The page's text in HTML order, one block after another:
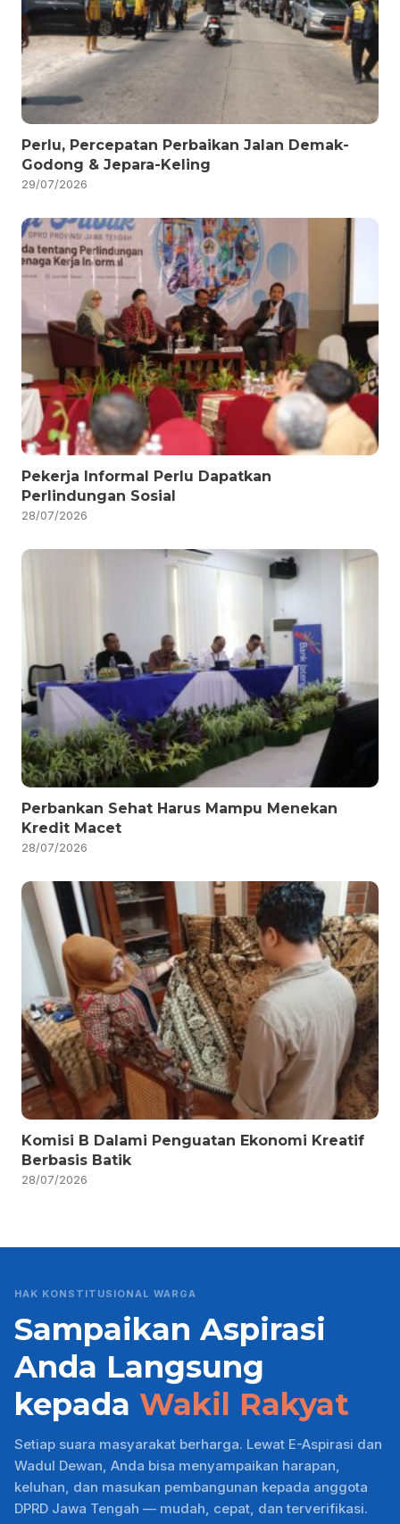
Perlu, Percepatan Perbaikan Jalan Demak-
Godong & Jepara-Keling
29/07/2026
Pekerja Informal Perlu Dapatkan
Perlindungan Sosial
28/07/2026
Perbankan Sehat Harus Mampu Menekan
Kredit Macet
28/07/2026
Komisi B Dalami Penguatan Ekonomi Kreatif
Berbasis Batik
28/07/2026
HAK KONSTITUSIONAL WARGA
Sampaikan Aspirasi
Anda Langsung
kepada Wakil Rakyat
Setiap suara masyarakat berharga. Lewat E-Aspirasi dan
Wadul Dewan, Anda bisa menyampaikan harapan,
keluhan, dan masukan pembangunan kepada anggota
DPRD Jawa Tengah — mudah, cepat, dan terverifikasi.